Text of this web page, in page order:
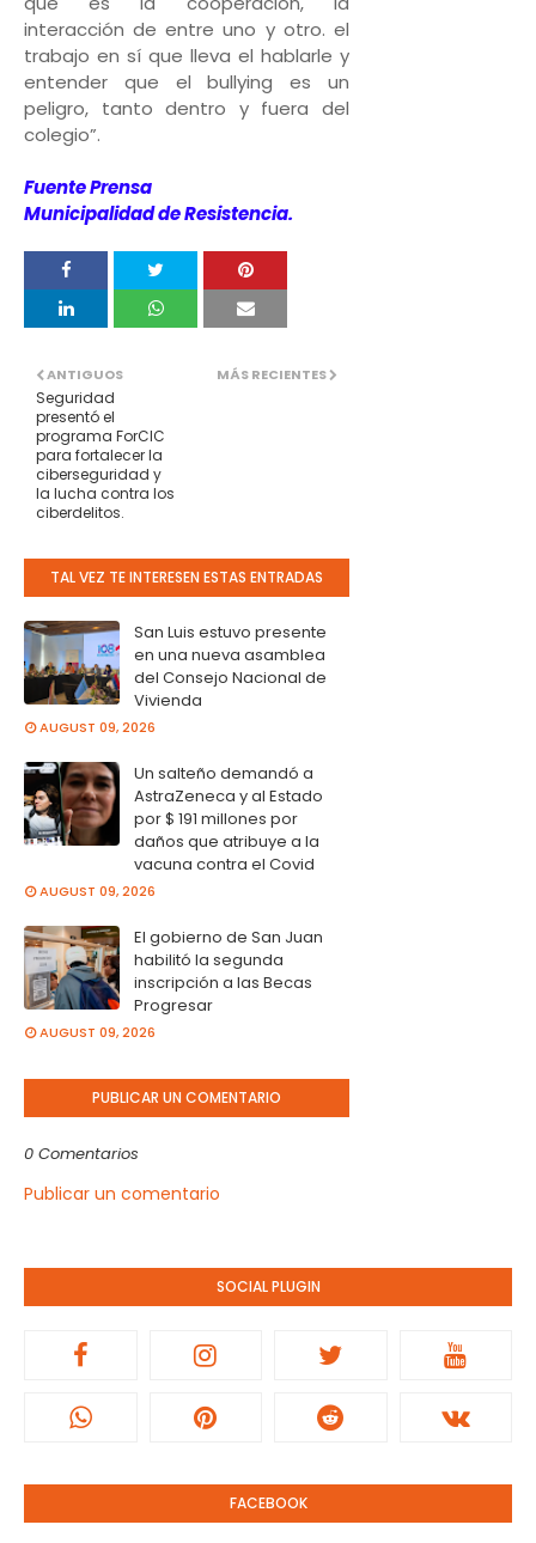
interacción de entre uno y otro. el
trabajo en sí que lleva el hablarle y
entender que el bullying es un
peligro, tanto dentro y fuera del
colegio”.
Fuente Prensa
Municipalidad de Resistencia.
MÁS RECIENTES
ANTIGUOS
Seguridad
presentó el
programa ForCIC
para fortalecer la
ciberseguridad y
la lucha contra los
ciberdelitos.
TAL VEZ TE INTERESEN ESTAS ENTRADAS
San Luis estuvo presente
en una nueva asamblea
del Consejo Nacional de
Vivienda
AUGUST 09, 2026
Un salteño demandó a
AstraZeneca y al Estado
por $ 191 millones por
daños que atribuye a la
vacuna contra el Covid
AUGUST 09, 2026
El gobierno de San Juan
habilitó la segunda
inscripción a las Becas
Progresar
AUGUST 09, 2026
PUBLICAR UN COMENTARIO
0 Comentarios
Publicar un comentario
SOCIAL PLUGIN
FACEBOOK